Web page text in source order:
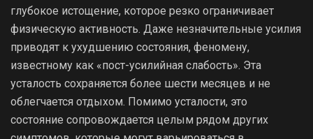
глубокое истощение, которое резко ограничивает
физическую активность. Даже незначительные усилия
приводят к ухудшению состояния, феномену,
известному как «пост-усилийная слабость». Эта
усталость сохраняется более шести месяцев и не
облегчается отдыхом. Помимо усталости, это
состояние сопровождается целым рядом других